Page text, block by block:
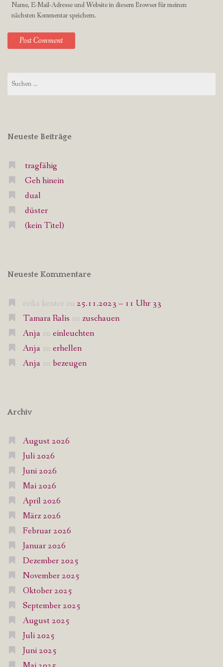
Name, E-Mail-Adresse und Website in diesem Browser für meinen
nächsten Kommentar speichern.
nach:
Neueste Beiträge
tragfähig
Geh hinein
dual
düster
(kein Titel)
Neueste Kommentare
erika kenter zu 25.11.2023 – 11 Uhr 33
Tamara Ralis zu zuschauen
Anja zu einleuchten
Anja zu erhellen
Anja zu bezeugen
Archiv
August 2026
Juli 2026
Juni 2026
Mai 2026
April 2026
März 2026
Februar 2026
Januar 2026
Dezember 2025
November 2025
Oktober 2025
September 2025
August 2025
Juli 2025
Juni 2025